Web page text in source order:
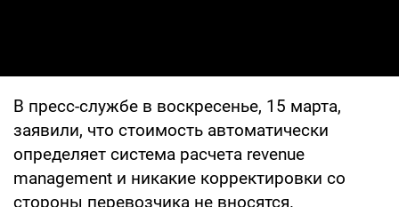
В пресс-службе в воскресенье, 15 марта,
заявили, что стоимость автоматически
определяет система расчета revenue
management и никакие корректировки со
стороны перевозчика не вносятся.